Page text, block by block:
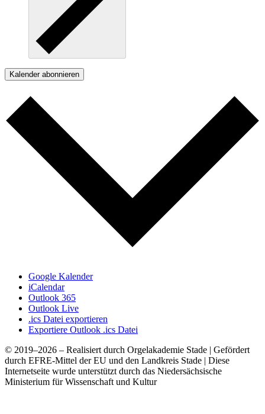
Kalender abonnieren
Google Kalender
iCalendar
Outlook 365
Outlook Live
.ics Datei exportieren
Exportiere Outlook .ics Datei
© 2019–2026 – Realisiert durch Orgelakademie Stade | Gefördert
durch EFRE-Mittel der EU und den Landkreis Stade | Diese
Internetseite wurde unterstützt durch das Niedersächsische
Ministerium für Wissenschaft und Kultur